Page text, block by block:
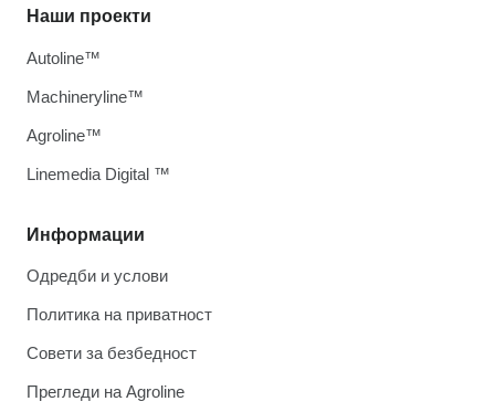
Информации
Одредби и услови
Политика на приватност
Совети за безбедност
Прегледи на Agroline
Наши проекти
Autoline™
Machineryline™
Agroline™
Linemedia Digital ™